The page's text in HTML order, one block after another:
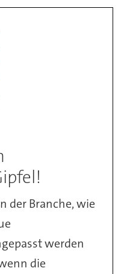
der Branche, wie
werden
die